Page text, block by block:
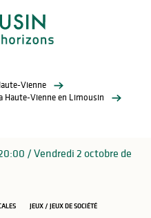
Vienne
Haute-Vienne en Limousin
/ Vendredi 2 octobre de
JEUX / JEUX DE SOCIÉTÉ